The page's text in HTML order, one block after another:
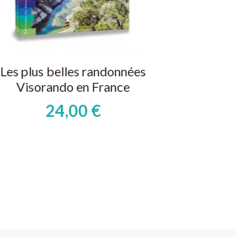
Les plus belles randonnées
Visorando en France
24,00 €